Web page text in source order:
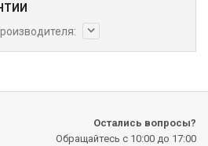
Остались вопросы?
Обращайтесь с 10:00 до 17:00